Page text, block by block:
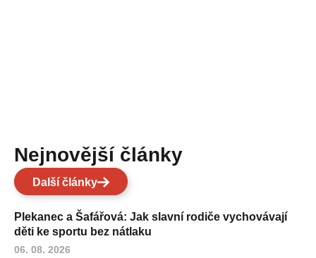
Nejnovější články
Další články
Plekanec a Šafářová: Jak slavní rodiče vychovávají
děti ke sportu bez nátlaku
06. 08. 2026